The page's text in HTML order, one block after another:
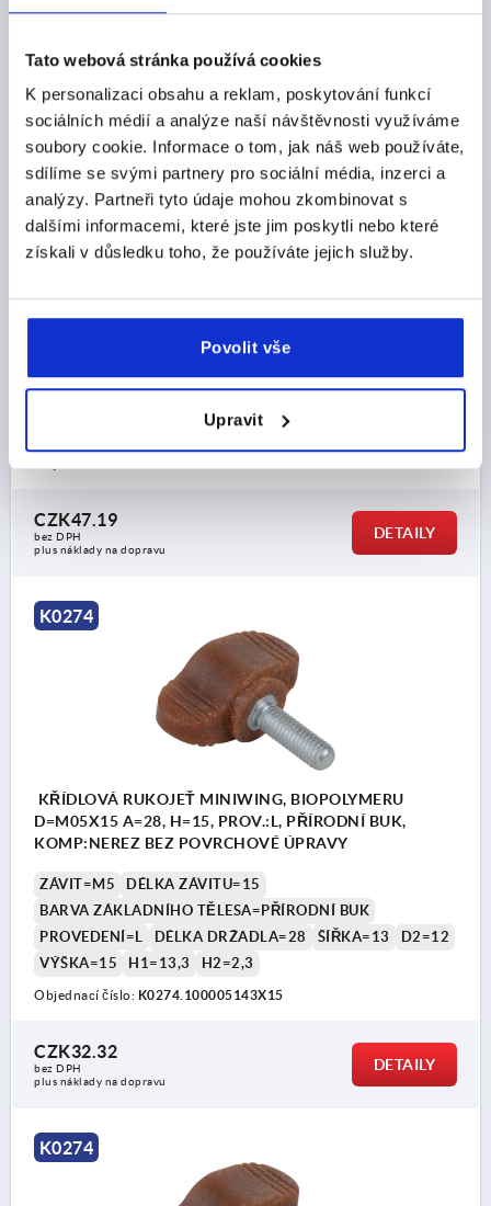
Tato webová stránka používá cookies
K personalizaci obsahu a reklam, poskytování funkcí
sociálních médií a analýze naší návštěvnosti využíváme
soubory cookie. Informace o tom, jak náš web používáte,
sdílíme se svými partnery pro sociální média, inzerci a
analýzy. Partneři tyto údaje mohou zkombinovat s
dalšími informacemi, které jste jim poskytli nebo které
získali v důsledku toho, že používáte jejich služby.
Povolit vše
Upravit
plus náklady na dopravu
KŘÍDLOVÁ RUKOJEŤ MINIWING, BIOPOLYMERU
DÉLKA ZÁVITU=8
BARVA ZÁKLADNÍHO TĚLESA=PŘÍRODNÍ BUK
H2=2,3
CZK47.19
bez DPH
plus náklady na dopravu
DETAILY
K0274
KŘÍDLOVÁ RUKOJEŤ MINIWING, BIOPOLYMERU
D=M05X15 A=28, H=15, PROV.:L, PŘÍRODNÍ BUK,
KOMP:NEREZ BEZ POVRCHOVÉ ÚPRAVY
ZÁVIT=M5
DÉLKA ZÁVITU=15
BARVA ZÁKLADNÍHO TĚLESA=PŘÍRODNÍ BUK
PROVEDENÍ=L
DÉLKA DRŽADLA=28 ŠÍŘKA=13
D2=12
VÝŠKA=15
H1=13,3 H2=2,3
Objednací číslo: K0274.100005143X15
CZK32.32
bez DPH
plus náklady na dopravu
DETAILY
K0274